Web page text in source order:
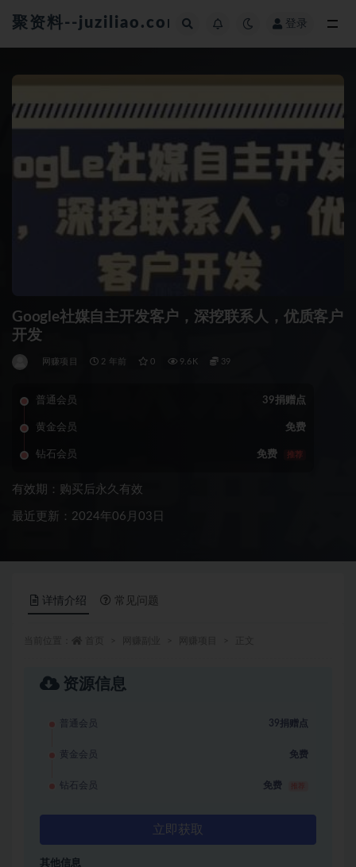
聚资料--juziliao.com--全网资料整合平台
登录
Google社媒自主开发客户，深挖联系人，优质客户
开发
网赚项目 2 年前 0 9.6K 39
普通会员 39捐赠点
黄金会员 免费
钻石会员 免费 推荐
有效期：购买后永久有效
最近更新：2024年06月03日
详情介绍 常见问题
资源信息
普通会员 39捐赠点
黄金会员 免费
钻石会员 免费
立即获取
其他信息